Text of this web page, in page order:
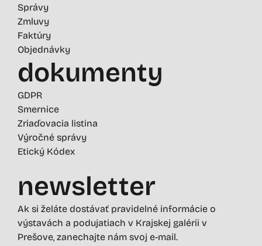
Správy
Zmluvy
Faktúry
Objednávky
dokumenty
GDPR
Smernice
Zriaďovacia listina
Výročné správy
Etický Kódex
newsletter
Ak si želáte dostávať pravidelné informácie o
výstavách a podujatiach v Krajskej galérii v
Prešove, zanechajte nám svoj e-mail.